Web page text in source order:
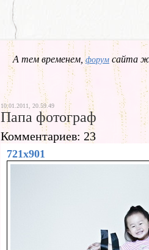
А тем временем,форум сайта
10.01.2011, 20.59.49
Папа фотограф
Комментариев: 23
721x901